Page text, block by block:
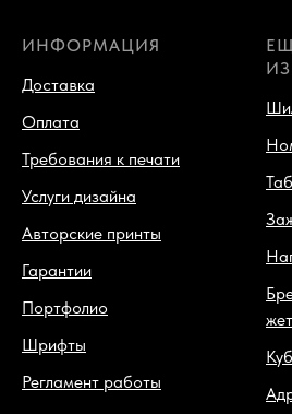
ИНФОРМАЦИЯ
Доставка
Оплата
Требования к печати
Услуги дизайна
Авторские принты
Гарантии
Портфолио
Шрифты
Регламент работы